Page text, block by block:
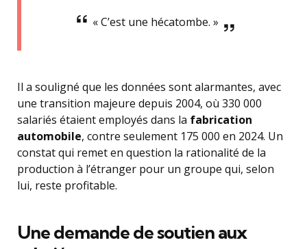
« C’est une hécatombe. »
Il a souligné que les données sont alarmantes, avec
une transition majeure depuis 2004, où 330 000
salariés étaient employés dans la fabrication
automobile, contre seulement 175 000 en 2024. Un
constat qui remet en question la rationalité de la
production à l’étranger pour un groupe qui, selon
lui, reste profitable.
Une demande de soutien aux